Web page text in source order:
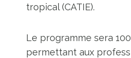
tropical (CATIE).
Le programme sera
permettant aux